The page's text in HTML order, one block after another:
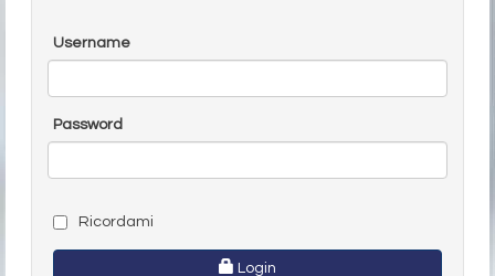
Username
Password
Ricordami
Login